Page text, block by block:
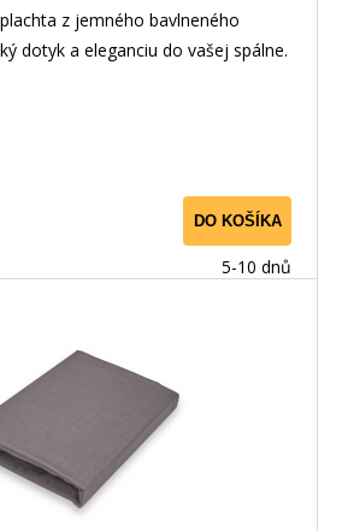
z jemného bavlneného
dotyk a eleganciu do vašej spálne.
DO KOŠÍKA
5-10 dnů